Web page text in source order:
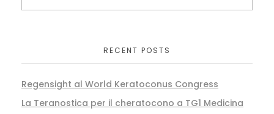
RECENT POSTS
Regensight al World Keratoconus Congress
La Teranostica per il cheratocono a TG1 Medicina